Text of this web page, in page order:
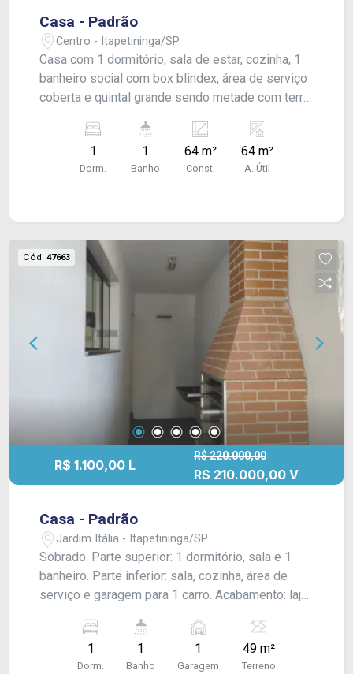
Casa - Padrão
Centro - Itapetininga/SP
Casa com 1 dormitório, sala de estar, cozinha, 1
banheiro social com box blindex, área de serviço
coberta e quintal grande sendo metade com terra.
taco. #estudantes
1
Dorm.
1
Banho
64 m²
Const.
64 m²
A. Útil
Cód. 47663
R$ 1.100,00 L
R$ 220.000,00
R$ 210.000,00 V
Casa - Padrão
Jardim Itália - Itapetininga/SP
Sobrado. Parte superior: 1 dormitório, sala e 1
banheiro. Parte inferior: sala, cozinha, área de
serviço e garagem para 1 carro. Acabamento: laje,
1
Dorm.
1
Banho
1
Garagem
49 m²
Terreno